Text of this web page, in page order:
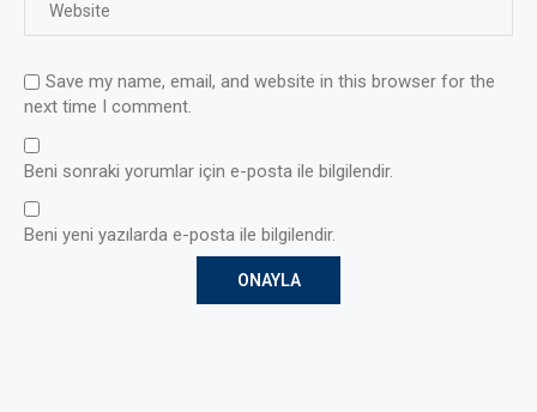
Save my name, email, and website in this browser for the
next time I comment.
Beni sonraki yorumlar için e-posta ile bilgilendir.
Beni yeni yazılarda e-posta ile bilgilendir.